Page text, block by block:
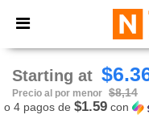
× App de
¡Mejores precios
Starting at
Precio al por menor $8,14
o 4 pagos de $1.59 con